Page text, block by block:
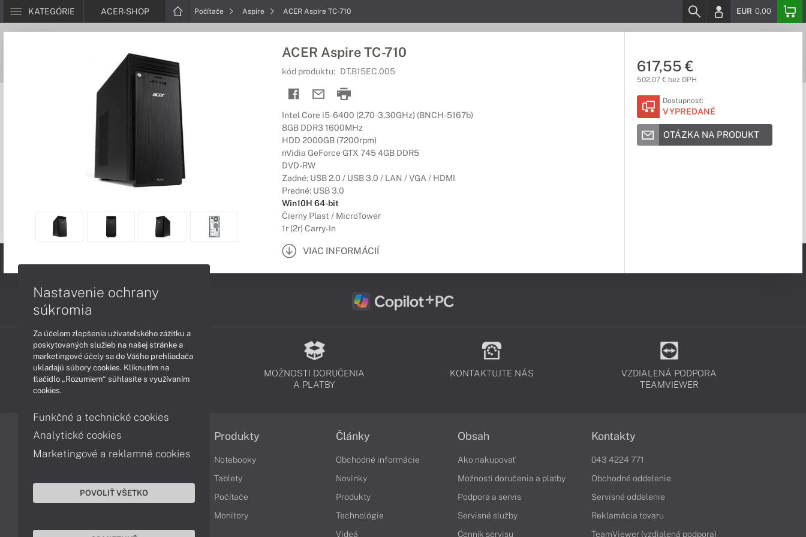
KATEGÓRIE ACER-SHOP Počítače Aspire ACER Aspire TC-710 EUR 0,00
ACER Aspire TC-710
kód produktu: DT.B15EC.005
Intel Core i5-6400 (2,70-3,30GHz) (BNCH-5167b)
8GB DDR3 1600MHz
HDD 2000GB (7200rpm)
nVidia GeForce GTX 745 4GB DDR5
DVD-RW
Zadné: USB 2.0 / USB 3.0 / LAN / VGA / HDMI
Predné: USB 3.0
Win10H 64-bit
Čierny Plast / MicroTower
1r (2r) Carry-In
VIAC INFORMÁCIÍ
617,55 €
502,07 € bez DPH
Dostupnosť:
VYPREDANÉ
OTÁZKA NA PRODUKT
PODPORA A SERVIS
MOŽNOSTI DORUČENIA
A PLATBY
KONTAKTUJTE NÁS
VZDIALENÁ PODPORA
TEAMVIEWER
Informácie
Obchodné podmienky
Ochrana osobných údajov
Vyhlásenie o prístupnosti
Produkty
Notebooky
Tablety
Počítače
Monitory
Články
Obchodné informácie
Novinky
Produkty
Technológie
Videá
Obsah
Ako nakupovať
Možnosti doručenia a platby
Podpora a servis
Servisné služby
Cenník servisu
Kontakty
043 4224 771
Obchodné oddelenie
Servisné oddelenie
Reklamácia tovaru
TeamViewer (vzdialená podpora)
Nastavenie ochrany
súkromia
Za účelom zlepšenia užívateľského zážitku a
poskytovaných služieb na našej stránke a
marketingové účely sa do Vášho prehliadača
ukladajú súbory cookies. Kliknutím na
tlačidlo „Rozumiem“ súhlasíte s využívaním
cookies.
Funkčné a technické cookies
Analytické cookies
Marketingové a reklamné cookies
POVOLIŤ VŠETKO